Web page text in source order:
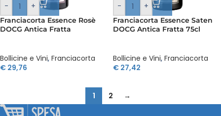
- +
Franciacorta Essence Rosè
DOCG Antica Fratta
Bollicine e Vini, Franciacorta
€ 29,76
- +
Franciacorta Essence Saten
DOCG Antica Fratta 75cl
Bollicine e Vini, Franciacorta
€ 27,42
1 2 →